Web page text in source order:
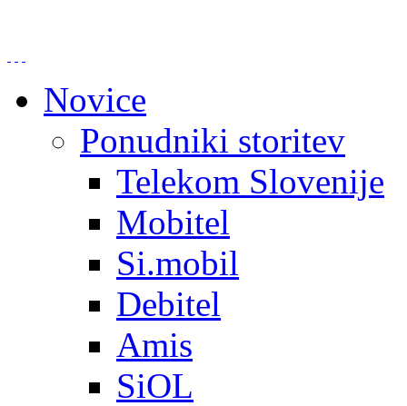
Novice
Ponudniki storitev
Telekom Slovenije
Mobitel
Si.mobil
Debitel
Amis
SiOL